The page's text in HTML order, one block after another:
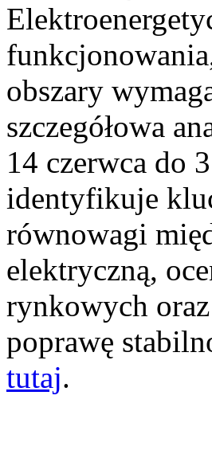
obszary
szczegółowa
14 czerwca do
identyfikuje
równowagi
elektryczną,
rynkowych oraz
poprawę
tutaj.